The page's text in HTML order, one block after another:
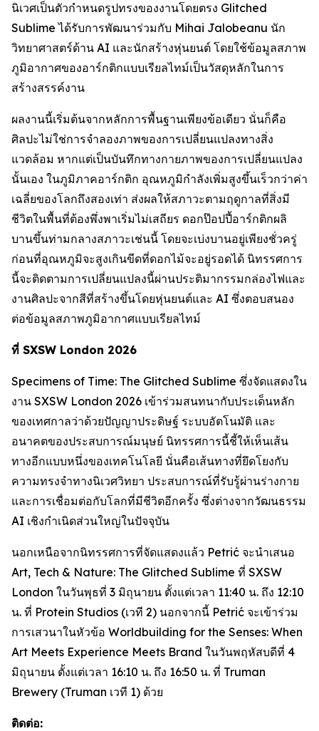
นิเวศเป็นตัวกำหนดรูปทรงของงานโดยตรง Glitched
Sublime ได้รับการพัฒนาร่วมกับ Mihai Jalobeanu นัก
วิทยาศาสตร์ด้าน AI และนักสร้างหุ่นยนต์ โดยใช้ข้อมูลสภาพ
ภูมิอากาศของอาร์กติกแบบเรียลไทม์เป็นวัสดุหลักในการ
สร้างสรรค์งาน
ผลงานนี้เริ่มต้นจากหลักการพื้นฐานเพียงข้อเดียว นั่นก็คือ
ศิลปะไม่ใช่การจำลองภาพของการเปลี่ยนแปลงทางสิ่ง
แวดล้อม หากแต่เป็นบันทึกทางกายภาพของการเปลี่ยนแปลง
นั้นเอง ในภูมิภาคอาร์กติก อุณหภูมิกำลังเพิ่มสูงขึ้นเร็วกว่าค่า
เฉลี่ยของโลกถึงสองเท่า ส่งผลให้สภาวะตามฤดูกาลที่สิ่งมี
ชีวิตในพื้นที่ต้องพึ่งพาเริ่มไม่เสถียร ดอกป๊อปปี้อาร์กติกผลิ
บานขึ้นท่ามกลางสภาวะเช่นนี้ โดยจะเบ่งบานอยู่เพียงชั่วครู่
ก่อนที่อุณหภูมิจะสูงเกินขีดที่ดอกไม้จะอยู่รอดได้ นิทรรศการ
นี้จะติดตามการเปลี่ยนแปลงนี้ผ่านประติมากรรมกล่องไฟและ
งานศิลปะจากสีที่สร้างขึ้นโดยหุ่นยนต์และ AI ซึ่งตอบสนอง
ต่อข้อมูลสภาพภูมิอากาศแบบเรียลไทม์
ที่ SXSW London 2026
Specimens of Time: The Glitched Sublime ซึ่งจัดแสดงใน
งาน SXSW London 2026 เข้าร่วมสนทนากับประเด็นหลัก
ของเทศกาลว่าด้วยปัญญาประดิษฐ์ ระบบอัตโนมัติ และ
อนาคตของประสบการณ์มนุษย์ นิทรรศการนี้ชี้ให้เห็นเส้น
ทางอีกแบบหนึ่งของเทคโนโลยี นั่นคือเส้นทางที่ยึดโยงกับ
ความทรงจำทางนิเวศวิทยา ประสบการณ์ที่รับรู้ผ่านร่างกาย
และการเชื่อมต่อกับโลกที่มีชีวิตอีกครั้ง ซึ่งต่างจากวัฒนธรรม
AI เชิงกำเนิดส่วนใหญ่ในปัจจุบัน
นอกเหนือจากนิทรรศการที่จัดแสดงแล้ว Petrić จะนำเสนอ
Art, Tech & Nature: The Glitched Sublime ที่ SXSW
London ในวันพุธที่ 3 มิถุนายน ตั้งแต่เวลา 11:40 น. ถึง 12:10
น. ที่ Protein Studios (เวที 2) นอกจากนี้ Petrić จะเข้าร่วม
การเสวนาในหัวข้อ Worldbuilding for the Senses: When
Art Meets Experience Meets Brand ในวันพฤหัสบดีที่ 4
มิถุนายน ตั้งแต่เวลา 16:10 น. ถึง 16:50 น. ที่ Truman
Brewery (Truman เวที 1) ด้วย
ติดต่อ: